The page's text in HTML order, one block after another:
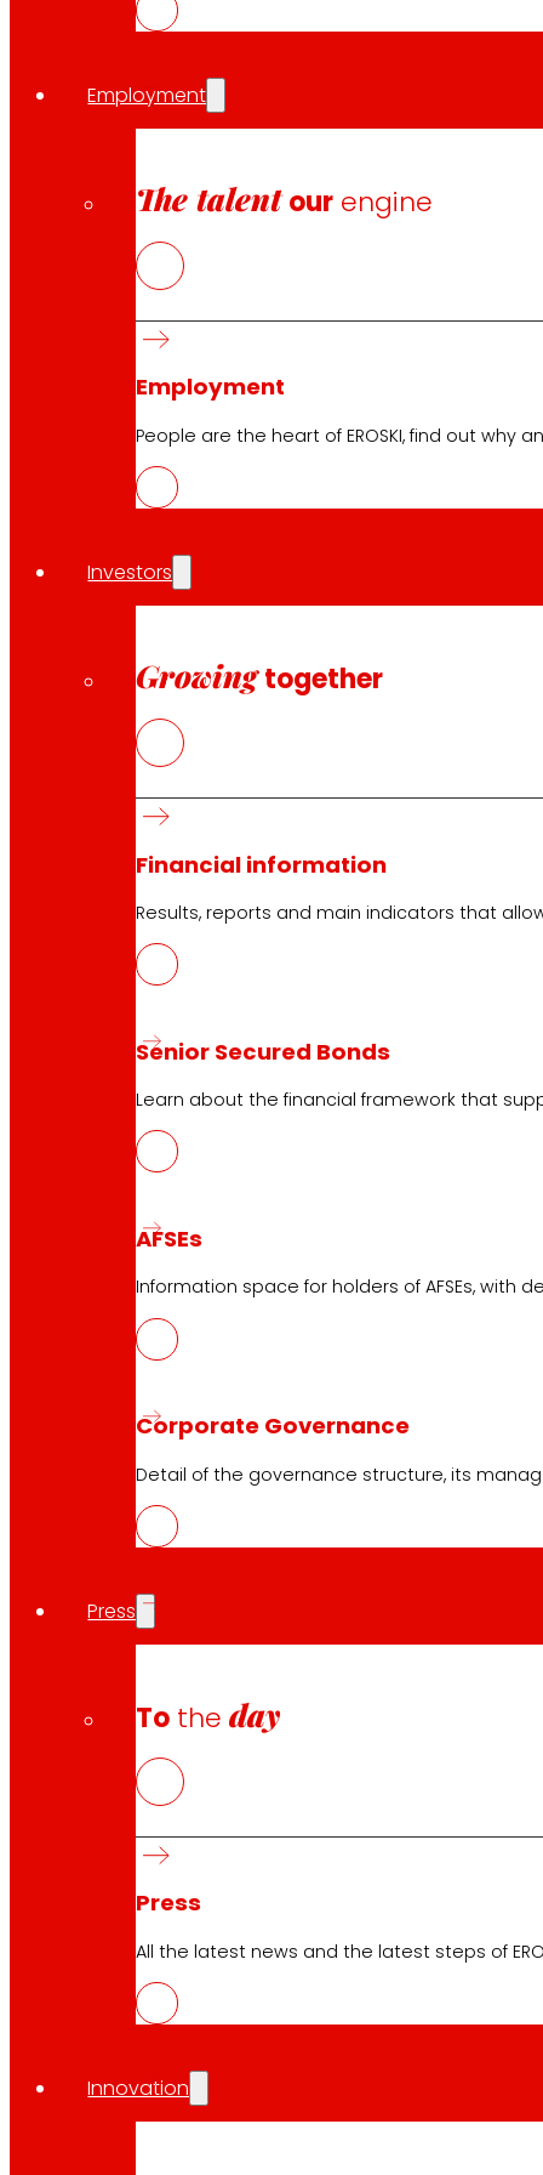
Employment
The talent our engine
Employment
People are the heart of EROSKI, find out why
Investors
Growing together
Financial information
Results, reports and main indicators that
Senior Secured Bonds
Learn about the financial framework that
AFSEs
Information space for holders of AFSEs,
Corporate Governance
Detail of the governance structure, its
Press
To theday
Press
All the latest news and the latest steps of
Innovation
La cooperativa mantiene su convenio de